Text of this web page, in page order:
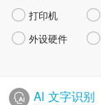
 打印机 
 外设硬件 
AI 文字识别